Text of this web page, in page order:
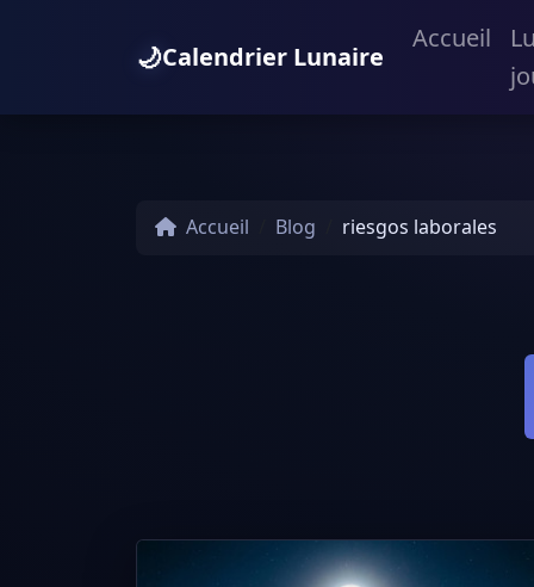
🌙Calendrier Lunaire
Accueil
Accueil Blog riesgos laborales